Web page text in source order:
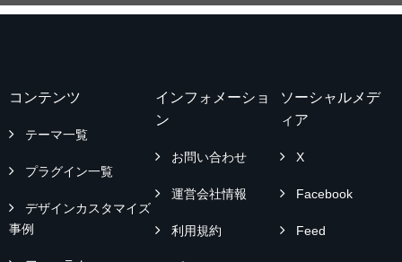
コンテンツ
テーマ一覧
プラグイン一覧
デザインカスタマイズ
事例
インフォメーショ
ン
お問い合わせ
運営会社情報
利用規約
ソーシャルメデ
ィア
X
Facebook
Feed